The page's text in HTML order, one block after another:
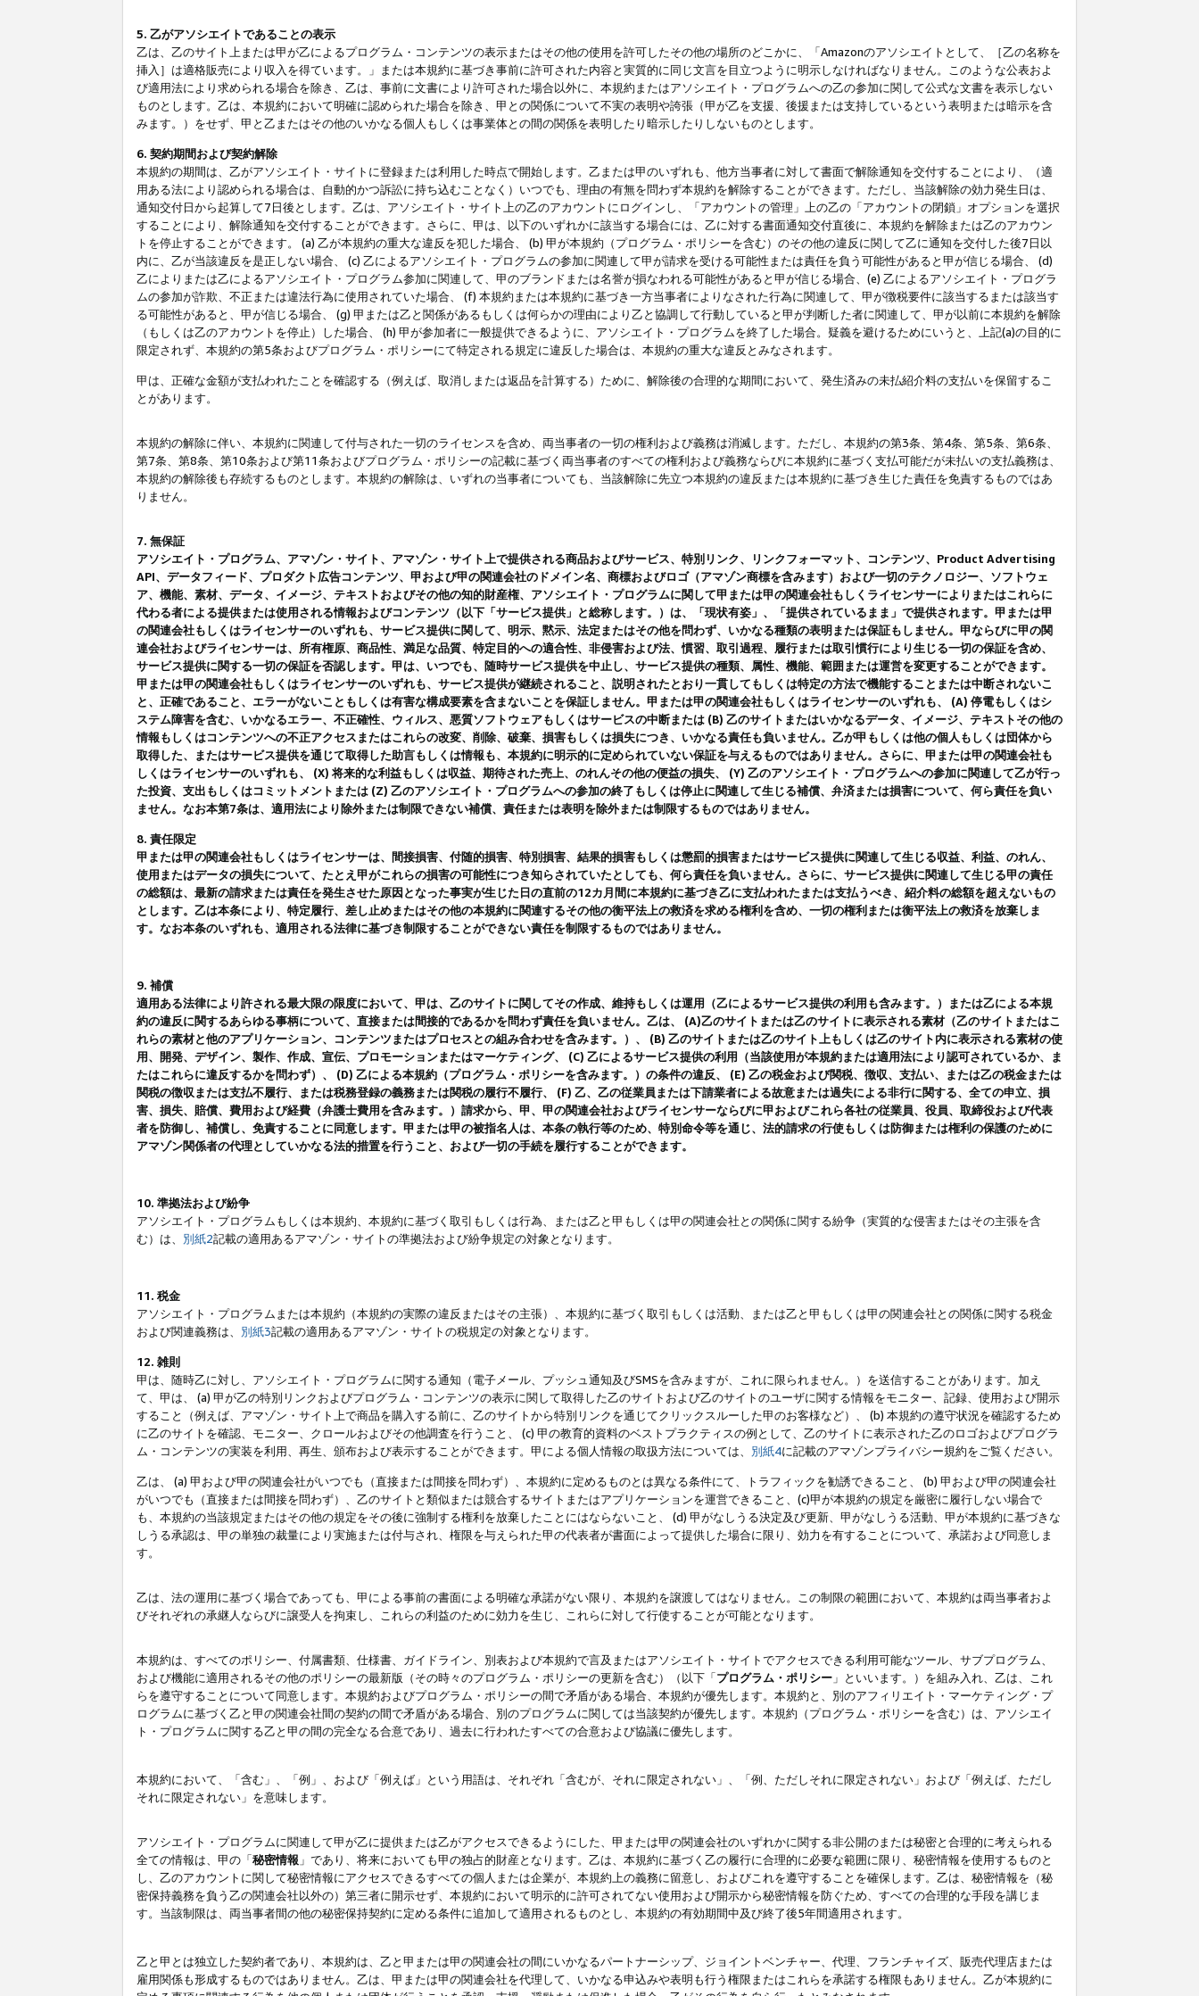
5. 乙がアソシエイトであることの表示
乙は、乙のサイト上または甲が乙によるプログラム・コンテンツの表示またはその他の使用を許可したその他の場所のどこかに、「Amazonのアソシエイトとして、［乙の名称を
挿入］は適格販売により収入を得ています。」または本規約に基づき事前に許可された内容と実質的に同じ文言を目立つように明示しなければなりません。このような公表およ
び適用法により求められる場合を除き、乙は、事前に文書により許可された場合以外に、本規約またはアソシエイト・プログラムへの乙の参加に関して公式な文書を表示しない
ものとします。乙は、本規約において明確に認められた場合を除き、甲との関係について不実の表明や誇張（甲が乙を支援、後援または支持しているという表明または暗示を含
みます。）をせず、甲と乙またはその他のいかなる個人もしくは事業体との間の関係を表明したり暗示したりしないものとします。
6. 契約期間および契約解除
本規約の期間は、乙がアソシエイト・サイトに登録または利用した時点で開始します。乙または甲のいずれも、他方当事者に対して書面で解除通知を交付することにより、（適
用ある法により認められる場合は、自動的かつ訴訟に持ち込むことなく）いつでも、理由の有無を問わず本規約を解除することができます。ただし、当該解除の効力発生日は、
通知交付日から起算して7日後とします。乙は、アソシエイト・サイト上の乙のアカウントにログインし、「アカウントの管理」上の乙の「アカウントの閉鎖」オプションを選択
することにより、解除通知を交付することができます。さらに、甲は、以下のいずれかに該当する場合には、乙に対する書面通知交付直後に、本規約を解除または乙のアカウン
トを停止することができます。 (a) 乙が本規約の重大な違反を犯した場合、 (b) 甲が本規約（プログラム・ポリシーを含む）のその他の違反に関して乙に通知を交付した後7日以
内に、乙が当該違反を是正しない場合、 (c) 乙によるアソシエイト・プログラムの参加に関連して甲が請求を受ける可能性または責任を負う可能性があると甲が信じる場合、 (d)
乙によりまたは乙によるアソシエイト・プログラム参加に関連して、甲のブランドまたは名誉が損なわれる可能性があると甲が信じる場合、(e) 乙によるアソシエイト・プログラ
ムの参加が詐欺、不正または違法行為に使用されていた場合、 (f) 本規約または本規約に基づき一方当事者によりなされた行為に関連して、甲が徴税要件に該当するまたは該当す
る可能性があると、甲が信じる場合、 (g) 甲または乙と関係があるもしくは何らかの理由により乙と協調して行動していると甲が判断した者に関連して、甲が以前に本規約を解除
（もしくは乙のアカウントを停止）した場合、 (h) 甲が参加者に一般提供できるように、アソシエイト・プログラムを終了した場合。疑義を避けるためにいうと、上記(a)の目的に
限定されず、本規約の第5条およびプログラム・ポリシーにて特定される規定に違反した場合は、本規約の重大な違反とみなされます。
甲は、正確な金額が支払われたことを確認する（例えば、取消しまたは返品を計算する）ために、解除後の合理的な期間において、発生済みの未払紹介料の支払いを保留するこ
とがあります。
本規約の解除に伴い、本規約に関連して付与された一切のライセンスを含め、両当事者の一切の権利および義務は消滅します。ただし、本規約の第3条、第4条、第5条、第6条、
第7条、第8条、第10条および第11条およびプログラム・ポリシーの記載に基づく両当事者のすべての権利および義務ならびに本規約に基づく支払可能だが未払いの支払義務は、
本規約の解除後も存続するものとします。本規約の解除は、いずれの当事者についても、当該解除に先立つ本規約の違反または本規約に基づき生じた責任を免責するものではあ
りません。
7. 無保証
アソシエイト・プログラム、アマゾン・サイト、アマゾン・サイト上で提供される商品およびサービス、特別リンク、リンクフォーマット、コンテンツ、Product Advertising
API、データフィード、プロダクト広告コンテンツ、甲および甲の関連会社のドメイン名、商標およびロゴ（アマゾン商標を含みます）および一切のテクノロジー、ソフトウェ
ア、機能、素材、データ、イメージ、テキストおよびその他の知的財産権、アソシエイト・プログラムに関して甲または甲の関連会社もしくライセンサーによりまたはこれらに
代わる者による提供または使用される情報およびコンテンツ（以下「サービス提供」と総称します。）は、「現状有姿」、「提供されているまま」で提供されます。甲または甲
の関連会社もしくはライセンサーのいずれも、サービス提供に関して、明示、黙示、法定またはその他を問わず、いかなる種類の表明または保証もしません。甲ならびに甲の関
連会社およびライセンサーは、所有権原、商品性、満足な品質、特定目的への適合性、非侵害および法、慣習、取引過程、履行または取引慣行により生じる一切の保証を含め、
サービス提供に関する一切の保証を否認します。甲は、いつでも、随時サービス提供を中止し、サービス提供の種類、属性、機能、範囲または運営を変更することができます。
甲または甲の関連会社もしくはライセンサーのいずれも、サービス提供が継続されること、説明されたとおり一貫してもしくは特定の方法で機能することまたは中断されないこ
と、正確であること、エラーがないこともしくは有害な構成要素を含まないことを保証しません。甲または甲の関連会社もしくはライセンサーのいずれも、 (A) 停電もしくはシ
ステム障害を含む、いかなるエラー、不正確性、ウィルス、悪質ソフトウェアもしくはサービスの中断または (B) 乙のサイトまたはいかなるデータ、イメージ、テキストその他の
情報もしくはコンテンツへの不正アクセスまたはこれらの改変、削除、破棄、損害もしくは損失につき、いかなる責任も負いません。乙が甲もしくは他の個人もしくは団体から
取得した、またはサービス提供を通じて取得した助言もしくは情報も、本規約に明示的に定められていない保証を与えるものではありません。さらに、甲または甲の関連会社も
しくはライセンサーのいずれも、 (X) 将来的な利益もしくは収益、期待された売上、のれんその他の便益の損失、 (Y) 乙のアソシエイト・プログラムへの参加に関連して乙が行っ
た投資、支出もしくはコミットメントまたは (Z) 乙のアソシエイト・プログラムへの参加の終了もしくは停止に関連して生じる補償、弁済または損害について、何ら責任を負い
ません。なお本第7条は、適用法により除外または制限できない補償、責任または表明を除外または制限するものではありません。
8. 責任限定
甲または甲の関連会社もしくはライセンサーは、間接損害、付随的損害、特別損害、結果的損害もしくは懲罰的損害またはサービス提供に関連して生じる収益、利益、のれん、
使用またはデータの損失について、たとえ甲がこれらの損害の可能性につき知らされていたとしても、何ら責任を負いません。さらに、サービス提供に関連して生じる甲の責任
の総額は、最新の請求または責任を発生させた原因となった事実が生じた日の直前の12カ月間に本規約に基づき乙に支払われたまたは支払うべき、紹介料の総額を超えないもの
とします。乙は本条により、特定履行、差し止めまたはその他の本規約に関連するその他の衡平法上の救済を求める権利を含め、一切の権利または衡平法上の救済を放棄しま
す。なお本条のいずれも、適用される法律に基づき制限することができない責任を制限するものではありません。
9. 補償
適用ある法律により許される最大限の限度において、甲は、乙のサイトに関してその作成、維持もしくは運用（乙によるサービス提供の利用も含みます。）または乙による本規
約の違反に関するあらゆる事柄について、直接または間接的であるかを問わず責任を負いません。乙は、 (A)乙のサイトまたは乙のサイトに表示される素材（乙のサイトまたはこ
れらの素材と他のアプリケーション、コンテンツまたはプロセスとの組み合わせを含みます。）、 (B) 乙のサイトまたは乙のサイト上もしくは乙のサイト内に表示される素材の使
用、開発、デザイン、製作、作成、宣伝、プロモーションまたはマーケティング、 (C) 乙によるサービス提供の利用（当該使用が本規約または適用法により認可されているか、ま
たはこれらに違反するかを問わず）、 (D) 乙による本規約（プログラム・ポリシーを含みます。）の条件の違反、 (E) 乙の税金および関税、徴収、支払い、または乙の税金または
関税の徴収または支払不履行、または税務登録の義務または関税の履行不履行、 (F) 乙、乙の従業員または下請業者による故意または過失による非行に関する、全ての申立、損
害、損失、賠償、費用および経費（弁護士費用を含みます。）請求から、甲、甲の関連会社およびライセンサーならびに甲およびこれら各社の従業員、役員、取締役および代表
者を防御し、補償し、免責することに同意します。甲または甲の被指名人は、本条の執行等のため、特別命令等を通じ、法的請求の行使もしくは防御または権利の保護のために
アマゾン関係者の代理としていかなる法的措置を行うこと、および一切の手続を履行することができます。
10. 準拠法および紛争
アソシエイト・プログラムもしくは本規約、本規約に基づく取引もしくは行為、または乙と甲もしくは甲の関連会社との関係に関する紛争（実質的な侵害またはその主張を含
む）は、 別紙2記載の適用あるアマゾン・サイトの準拠法および紛争規定の対象となります。
11. 税金
アソシエイト・プログラムまたは本規約（本規約の実際の違反またはその主張）、本規約に基づく取引もしくは活動、または乙と甲もしくは甲の関連会社との関係に関する税金
および関連義務は、 別紙3記載の適用あるアマゾン・サイトの税規定の対象となります。
12. 雑則
甲は、随時乙に対し、アソシエイト・プログラムに関する通知（電子メール、プッシュ通知及びSMSを含みますが、これに限られません。）を送信することがあります。加え
て、甲は、 (a) 甲が乙の特別リンクおよびプログラム・コンテンツの表示に関して取得した乙のサイトおよび乙のサイトのユーザに関する情報をモニター、記録、使用および開示
すること（例えば、アマゾン・サイト上で商品を購入する前に、乙のサイトから特別リンクを通じてクリックスルーした甲のお客様など）、 (b) 本規約の遵守状況を確認するため
に乙のサイトを確認、モニター、クロールおよびその他調査を行うこと、 (c) 甲の教育的資料のベストプラクティスの例として、乙のサイトに表示された乙のロゴおよびプログラ
ム・コンテンツの実装を利用、再生、頒布および表示することができます。甲による個人情報の取扱方法については、 別紙4に記載のアマゾンプライバシー規約をご覧ください。
乙は、 (a) 甲および甲の関連会社がいつでも（直接または間接を問わず）、本規約に定めるものとは異なる条件にて、トラフィックを勧誘できること、 (b) 甲および甲の関連会社
がいつでも（直接または間接を問わず）、乙のサイトと類似または競合するサイトまたはアプリケーションを運営できること、(c)甲が本規約の規定を厳密に履行しない場合で
も、本規約の当該規定またはその他の規定をその後に強制する権利を放棄したことにはならないこと、 (d) 甲がなしうる決定及び更新、甲がなしうる活動、甲が本規約に基づきな
しうる承認は、甲の単独の裁量により実施または付与され、権限を与えられた甲の代表者が書面によって提供した場合に限り、効力を有することについて、承諾および同意しま
す。
乙は、法の運用に基づく場合であっても、甲による事前の書面による明確な承諾がない限り、本規約を譲渡してはなりません。この制限の範囲において、本規約は両当事者およ
びそれぞれの承継人ならびに譲受人を拘束し、これらの利益のために効力を生じ、これらに対して行使することが可能となります。
本規約は、すべてのポリシー、付属書類、仕様書、ガイドライン、別表および本規約で言及またはアソシエイト・サイトでアクセスできる利用可能なツール、サブプログラム、
および機能に適用されるその他のポリシーの最新版（その時々のプログラム・ポリシーの更新を含む）（以下「プログラム・ポリシー 」といいます。）を組み入れ、乙は、これ
らを遵守することについて同意します。本規約およびプログラム・ポリシーの間で矛盾がある場合、本規約が優先します。本規約と、別のアフィリエイト・マーケティング・プ
ログラムに基づく乙と甲の関連会社間の契約の間で矛盾がある場合、別のプログラムに関しては当該契約が優先します。本規約（プログラム・ポリシーを含む）は、アソシエイ
ト・プログラムに関する乙と甲の間の完全なる合意であり、過去に行われたすべての合意および協議に優先します。
本規約において、「含む」、「例」、および「例えば」という用語は、それぞれ「含むが、それに限定されない」、「例、ただしそれに限定されない」および「例えば、ただし
それに限定されない」を意味します。
アソシエイト・プログラムに関連して甲が乙に提供または乙がアクセスできるようにした、甲または甲の関連会社のいずれかに関する非公開のまたは秘密と合理的に考えられる
全ての情報は、甲の「秘密情報 」であり、将来においても甲の独占的財産となります。乙は、本規約に基づく乙の履行に合理的に必要な範囲に限り、秘密情報を使用するものと
し、乙のアカウントに関して秘密情報にアクセスできるすべての個人または企業が、本規約上の義務に留意し、およびこれを遵守することを確保します。乙は、秘密情報を（秘
密保持義務を負う乙の関連会社以外の）第三者に開示せず、本規約において明示的に許可されてない使用および開示から秘密情報を防ぐため、すべての合理的な手段を講じま
す。当該制限は、両当事者間の他の秘密保持契約に定める条件に追加して適用されるものとし、本規約の有効期間中及び終了後5年間適用されます。
乙と甲とは独立した契約者であり、本規約は、乙と甲または甲の関連会社の間にいかなるパートナーシップ、ジョイントベンチャー、代理、フランチャイズ、販売代理店または
雇用関係も形成するものではありません。乙は、甲または甲の関連会社を代理して、いかなる申込みや表明も行う権限またはこれらを承諾する権限もありません。乙が本規約に